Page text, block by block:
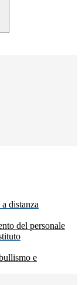
distanza
del personale
e